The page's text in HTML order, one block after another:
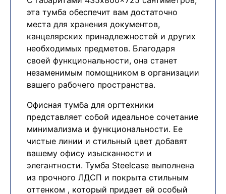
эта тумба обеспечит вам достаточно
места для хранения документов,
канцелярских принадлежностей и других
необходимых предметов. Благодаря
своей функциональности, она станет
незаменимым помощником в организации
вашего рабочего пространства.
Офисная тумба для оргтехники
представляет собой идеальное сочетание
минимализма и функциональности. Ее
чистые линии и стильный цвет добавят
вашему офису изысканности и
элегантности. Тумба Steelcase выполнена
из прочного ЛДСП и покрыта стильным
оттенком , который придает ей особый